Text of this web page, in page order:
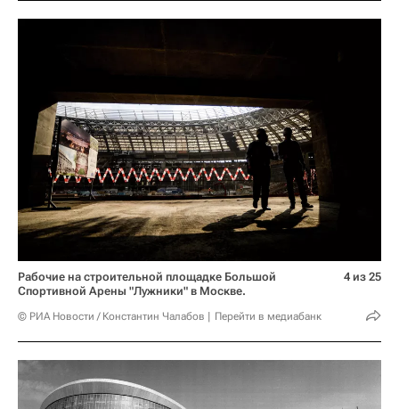
Рабочие на строительной площадке Большой
Спортивной Арены "Лужники" в Москве.
© РИА Новости / Константин Чалабов Перейти в медиабанк
4 из 25